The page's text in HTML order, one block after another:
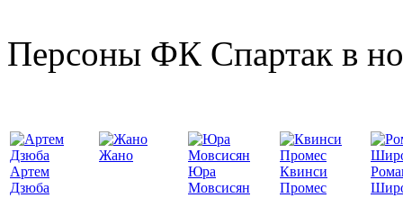
Персоны ФК Спартак в
Артем
Дзюба
Жано
Юра
Мовсисян
Квинси
Промес